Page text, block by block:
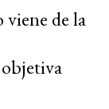
viene de la